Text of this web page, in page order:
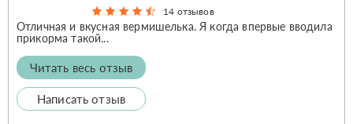
14 отзывов
Отличная и вкусная вермишелька. Я когда впервые вводила
прикорма такой...
Читать весь отзыв
Написать отзыв